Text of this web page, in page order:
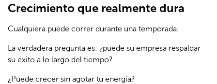
Crecimiento que realmente dura
Cualquiera puede correr durante una temporada.
La verdadera pregunta es: ¿puede su empresa respaldar
su éxito a lo largo del tiempo?
¿Puede crecer sin agotar tu energía?